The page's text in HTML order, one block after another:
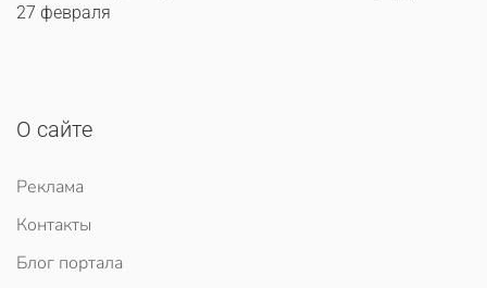
27 февраля
О сайте
Реклама
Контакты
Блог портала